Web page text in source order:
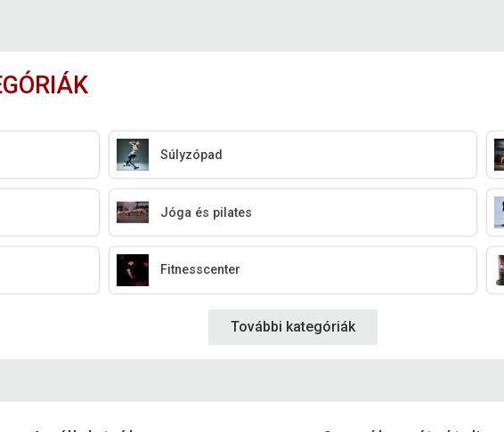
Súlyzópad
Jóga és pilates
Fitnesscenter
További kategóriák